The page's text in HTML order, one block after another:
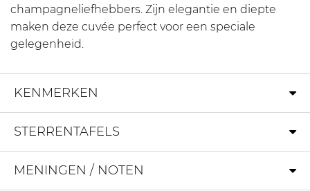
champagneliefhebbers. Zijn elegantie en diepte
maken deze cuvée perfect voor een speciale
gelegenheid.
KENMERKEN
STERRENTAFELS
MENINGEN / NOTEN